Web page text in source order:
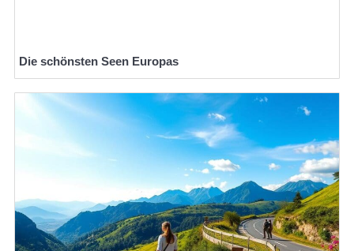
Die schönsten Seen Europas